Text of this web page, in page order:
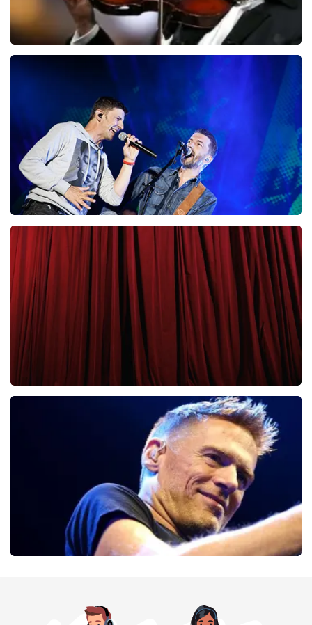
Andre Rieu
laatste 30 minuten
BESTEL NU
Clouseau
65